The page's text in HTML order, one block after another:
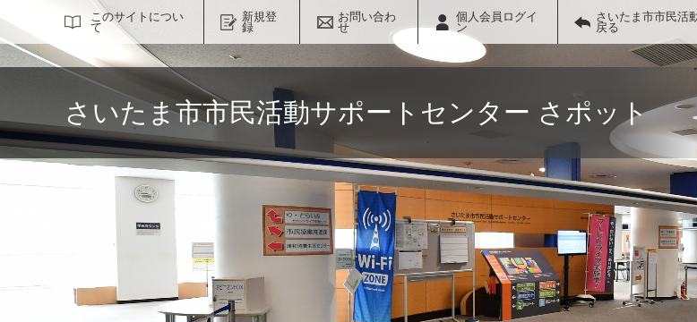
このサイトについ
て
新規登
録
お問い合わ
せ
個人会員ログイ
ン
さいたま市市民活
戻る
さいたま市市民活動サポートセンター さポット